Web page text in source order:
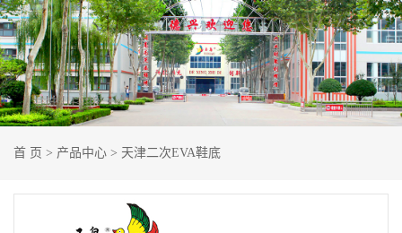
首 页 > 产品中心 > 天津二次EVA鞋底